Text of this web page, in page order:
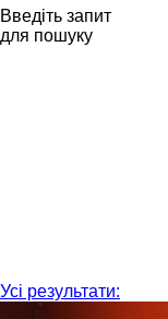
Введіть запит
для пошуку
Усі результати: